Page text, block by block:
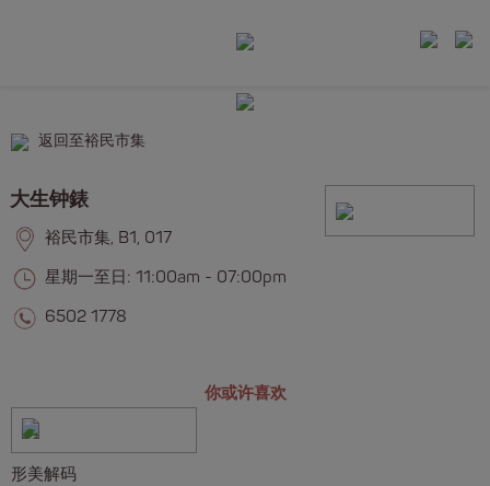
返回至裕民市集
大生钟錶
裕民市集, B1, 017
星期一至日: 11:00am - 07:00pm
6502 1778
你或许喜欢
形美解码